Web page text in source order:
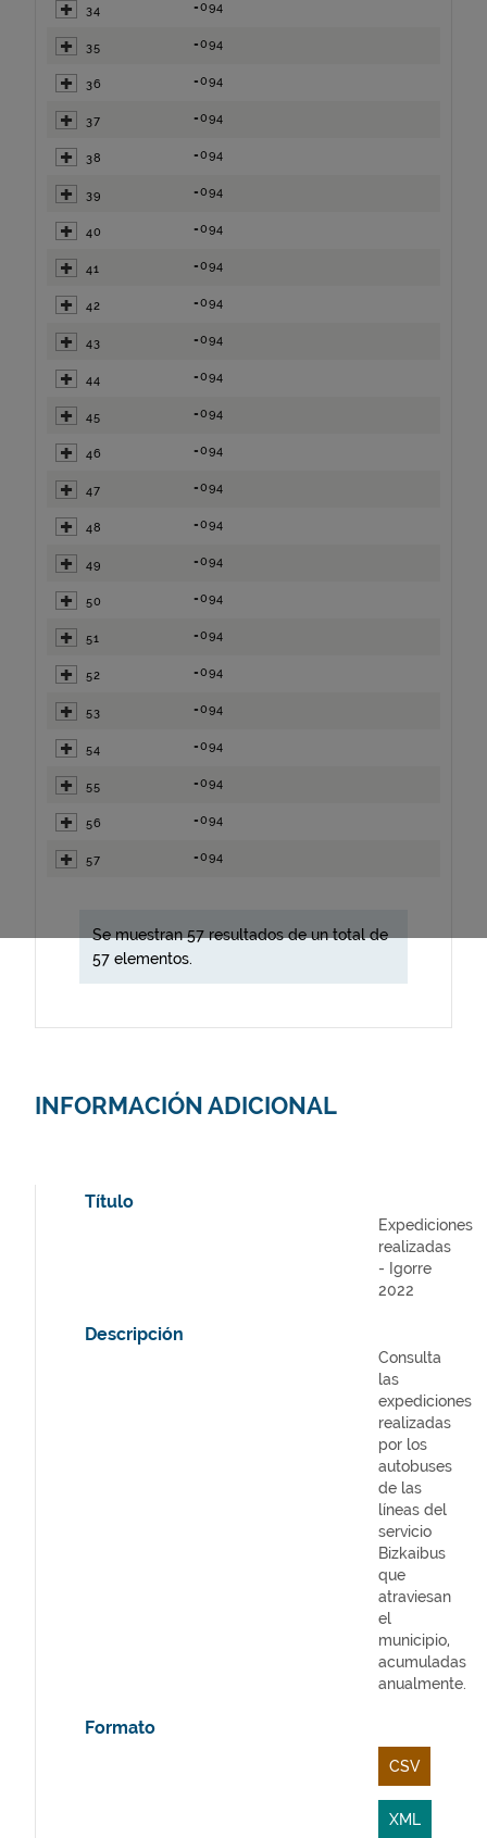
34 =094
35 =094
36 =094
37 =094
38 =094
39 =094
40 =094
41 =094
42 =094
43 =094
44 =094
45 =094
46 =094
47 =094
48 =094
49 =094
50 =094
51 =094
52 =094
53 =094
54 =094
55 =094
56 =094
57 =094
Se muestran 57 resultados de un total de
57 elementos.
INFORMACIÓN ADICIONAL
Título
Expediciones
realizadas
- Igorre
2022
Descripción
Consulta
las
expediciones
realizadas
por los
autobuses
de las
líneas del
servicio
Bizkaibus
que
atraviesan
el
municipio,
acumuladas
anualmente.
Formato
CSV
XML